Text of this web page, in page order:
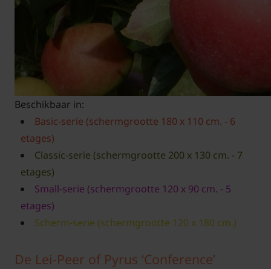
Beschikbaar in:
Basic-serie (schermgrootte 180 x 110 cm. - 6
etages)
Classic-serie (schermgrootte 200 x 130 cm. - 7
etages)
Small-serie (schermgrootte 120 x 90 cm. - 5
etages)
Scherm-serie (schermgrootte 120 x 180 cm.)
De Lei-Peer of Pyrus ‘Conference’